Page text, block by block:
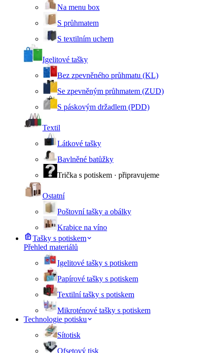
Na menu box
S průhmatem
S textilním uchem
Igelitové tašky
Bez zpevněného průhmatu (KL)
Se zpevněným průhmatem (ZUD)
S páskovým držadlem (PDD)
Textil
Látkové tašky
Bavlněné batůžky
Trička s potiskem · připravujeme
Ostatní
Poštovní tašky a obálky
Krabice na víno
Tašky s potiskem
Přehled materiálů
Igelitové tašky s potiskem
Papírové tašky s potiskem
Textilní tašky s potiskem
Mikroténové tašky s potiskem
Technologie potisku
Sítotisk
Ofsetový tisk